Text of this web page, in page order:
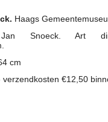
Haags
Snoeck. Art
cm
€12,50